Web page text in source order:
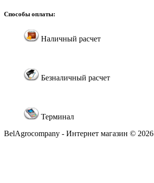
Способы оплаты:
Наличный расчет
Безналичный расчет
Терминал
BelAgrocompany - Интернет магазин © 2026